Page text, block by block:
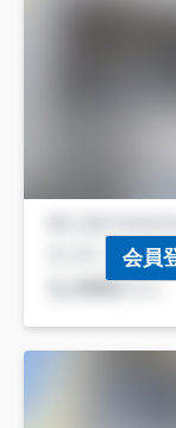
会員